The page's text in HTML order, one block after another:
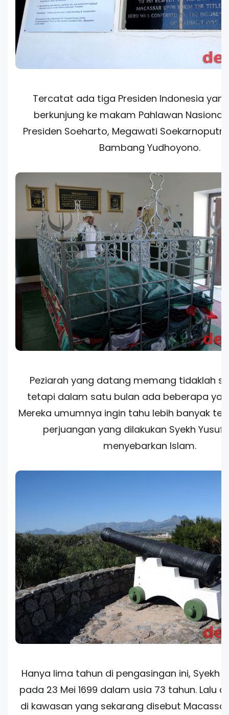
Tercatat ada tiga Presiden Indonesia
berkunjung ke makam Pahlawan Nasional
Presiden Soeharto, Megawati
Bambang Yudhoyono.
Peziarah yang datang memang tidaklah
tetapi dalam satu bulan ada beberapa
Mereka umumnya ingin tahu lebih banyak
perjuangan yang dilakukan Syekh Yusuf
menyebarkan Islam.
Hanya lima tahun di pengasingan ini, Syekh
pada 23 Mei 1699 dalam usia 73 tahun. Lalu
di kawasan yang sekarang disebut